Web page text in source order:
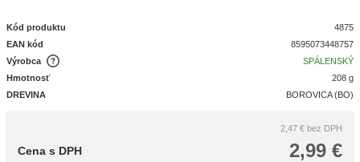
Kód produktu
4875
EAN kód
8595073448757
Výrobca
SPÁLENSKÝ
Hmotnosť
208 g
DREVINA
BOROVICA (BO)
2,47 € bez DPH
2,99 €
Cena s DPH